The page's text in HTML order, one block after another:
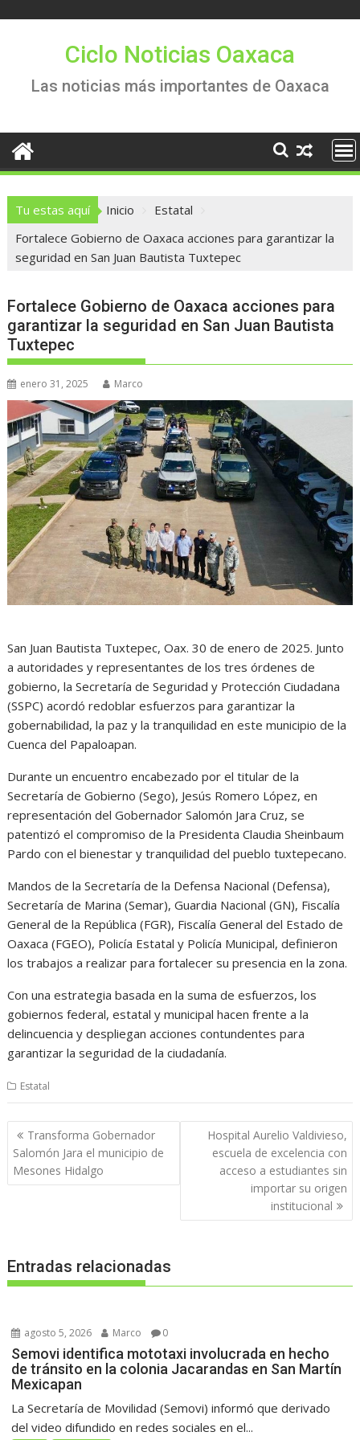
Ciclo Noticias Oaxaca
Las noticias más importantes de Oaxaca
Tu estas aquí Inicio
Estatal
Fortalece Gobierno de Oaxaca acciones para garantizar la
seguridad en San Juan Bautista Tuxtepec
Fortalece Gobierno de Oaxaca acciones para
garantizar la seguridad en San Juan Bautista
Tuxtepec
enero 31, 2025 Marco
San Juan Bautista Tuxtepec, Oax. 30 de enero de 2025. Junto
a autoridades y representantes de los tres órdenes de
gobierno, la Secretaría de Seguridad y Protección Ciudadana
(SSPC) acordó redoblar esfuerzos para garantizar la
gobernabilidad, la paz y la tranquilidad en este municipio de la
Cuenca del Papaloapan.
Durante un encuentro encabezado por el titular de la
Secretaría de Gobierno (Sego), Jesús Romero López, en
representación del Gobernador Salomón Jara Cruz, se
patentizó el compromiso de la Presidenta Claudia Sheinbaum
Pardo con el bienestar y tranquilidad del pueblo tuxtepecano.
Mandos de la Secretaría de la Defensa Nacional (Defensa),
Secretaría de Marina (Semar), Guardia Nacional (GN), Fiscalía
General de la República (FGR), Fiscalía General del Estado de
Oaxaca (FGEO), Policía Estatal y Policía Municipal, definieron
los trabajos a realizar para fortalecer su presencia en la zona.
Con una estrategia basada en la suma de esfuerzos, los
gobiernos federal, estatal y municipal hacen frente a la
delincuencia y despliegan acciones contundentes para
garantizar la seguridad de la ciudadanía.
Estatal
Navegación
de
entradas
Transforma Gobernador
Salomón Jara el municipio de
Mesones Hidalgo
Hospital Aurelio Valdivieso,
escuela de excelencia con
acceso a estudiantes sin
importar su origen
institucional
Entradas relacionadas
agosto 5, 2026 Marco 0
Semovi identifica mototaxi involucrada en hecho
de tránsito en la colonia Jacarandas en San Martín
Mexicapan
La Secretaría de Movilidad (Semovi) informó que derivado
del video difundido en redes sociales en el...